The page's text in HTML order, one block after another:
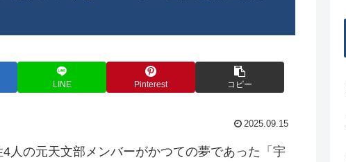
LINE Pinterest コピー
2025.09.15
人の元天文部メンバーがかつての夢であった「宇